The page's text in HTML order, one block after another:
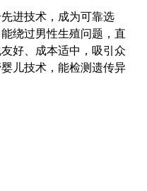
进技术，成为可靠选
绕过男性生殖问题，直
好、成本适中，吸引众
儿技术，能检测遗传异